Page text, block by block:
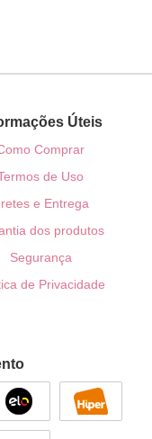
Úteis
Comprar
de Uso
e Entrega
dos produtos
Segurança
de Privacidade